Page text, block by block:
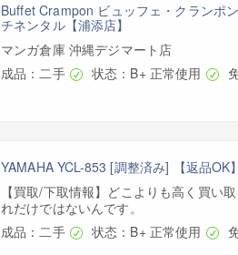
Buffet Crampon ビュッフェ・クランポ
チネンタル【浦添店】
マンガ倉庫 沖縄デジマート店
成品：二手
状态：B+ 正常使用
YAMAHA YCL-853 [調整済み] 【返品OK
【買取/下取情報】どこよりも高く買い
れだけではないんです。
成品：二手
状态：B+ 正常使用